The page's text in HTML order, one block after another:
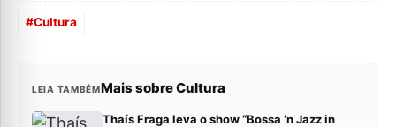
#Cultura
LEIA TAMBÉMMais sobre Cultura
Thaís Fraga leva o show “Bossa ‘n Jazz in